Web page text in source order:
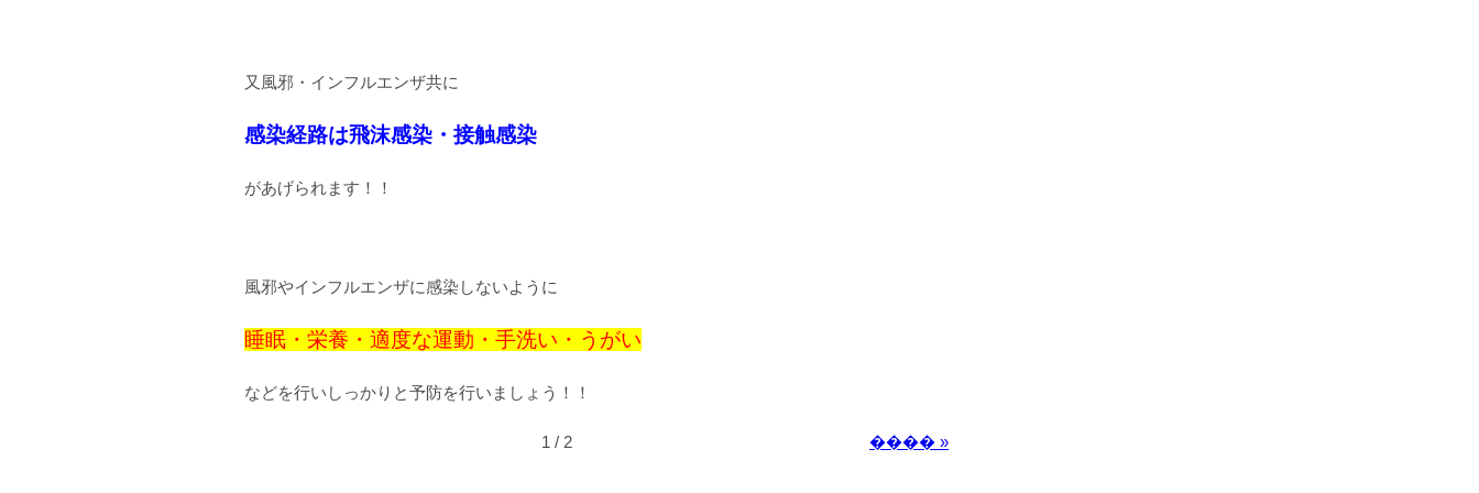
又風邪・インフルエンザ共に
感染経路は飛沫感染・接触感染
があげられます！！
風邪やインフルエンザに感染しないように
睡眠・栄養・適度な運動・手洗い・うがい
などを行いしっかりと予防を行いましょう！！
���� »
1 / 2